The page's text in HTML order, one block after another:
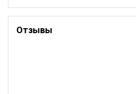
Отзывы